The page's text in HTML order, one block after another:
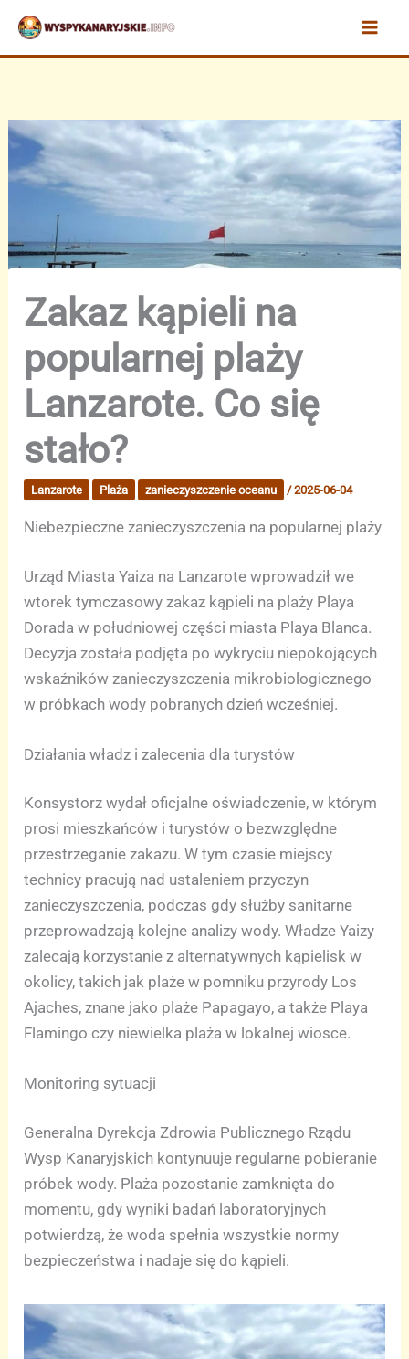
Przejdź
treści
Zakaz kąpieli na
popularnej plaży
Lanzarote. Co się
stało?
Lanzarote Plaża zanieczyszczenie oceanu /2025-06-04
Niebezpieczne zanieczyszczenia na popularnej plaży
Urząd Miasta Yaiza na Lanzarote wprowadził we
wtorek tymczasowy zakaz kąpieli na plaży Playa
Dorada w południowej części miasta Playa Blanca.
Decyzja została podjęta po wykryciu niepokojących
wskaźników zanieczyszczenia mikrobiologicznego
w próbkach wody pobranych dzień wcześniej.
Działania władz i zalecenia dla turystów
Konsystorz wydał oficjalne oświadczenie, w którym
prosi mieszkańców i turystów o bezwzględne
przestrzeganie zakazu. W tym czasie miejscy
technicy pracują nad ustaleniem przyczyn
zanieczyszczenia, podczas gdy służby sanitarne
przeprowadzają kolejne analizy wody. Władze Yaizy
zalecają korzystanie z alternatywnych kąpielisk w
okolicy, takich jak plaże w pomniku przyrody Los
Ajaches, znane jako plaże Papagayo, a także Playa
Flamingo czy niewielka plaża w lokalnej wiosce.
Monitoring sytuacji
Generalna Dyrekcja Zdrowia Publicznego Rządu
Wysp Kanaryjskich kontynuuje regularne pobieranie
próbek wody. Plaża pozostanie zamknięta do
momentu, gdy wyniki badań laboratoryjnych
potwierdzą, że woda spełnia wszystkie normy
bezpieczeństwa i nadaje się do kąpieli.